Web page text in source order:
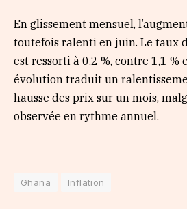
En glissement mensuel,
toutefois ralenti en juin. Le taux
est ressorti à 0,2 %, contre 1,1 %
évolution traduit un
hausse des prix sur un mois,
observée en rythme annuel.
Ghana Inflation